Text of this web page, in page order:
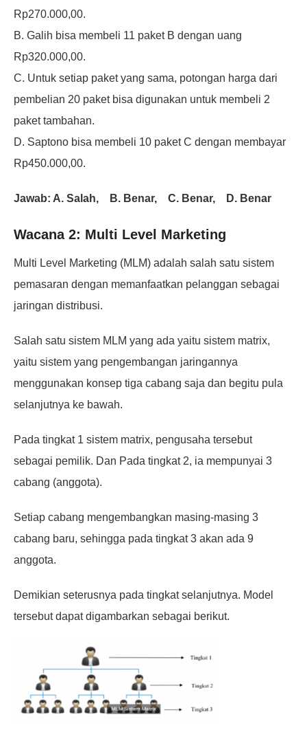
Rp270.000,00.
B. Galih bisa membeli 11 paket B dengan uang
Rp320.000,00.
C. Untuk setiap paket yang sama, potongan harga dari
pembelian 20 paket bisa digunakan untuk membeli 2
paket tambahan.
D. Saptono bisa membeli 10 paket C dengan membayar
Rp450.000,00.
Jawab: A. Salah, B. Benar, C. Benar, D. Benar
Wacana 2: Multi Level Marketing
Multi Level Marketing (MLM) adalah salah satu sistem
pemasaran dengan memanfaatkan pelanggan sebagai
jaringan distribusi.
Salah satu sistem MLM yang ada yaitu sistem matrix,
yaitu sistem yang pengembangan jaringannya
menggunakan konsep tiga cabang saja dan begitu pula
selanjutnya ke bawah.
Pada tingkat 1 sistem matrix, pengusaha tersebut
sebagai pemilik. Dan Pada tingkat 2, ia mempunyai 3
cabang (anggota).
Setiap cabang mengembangkan masing-masing 3
cabang baru, sehingga pada tingkat 3 akan ada 9
anggota.
Demikian seterusnya pada tingkat selanjutnya. Model
tersebut dapat digambarkan sebagai berikut.